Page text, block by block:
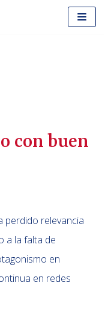
con buen
perdido relevancia
a la falta de
en
en redes